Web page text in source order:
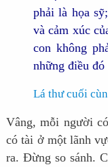
phải là họa
và cảm xúc
con không
những điều
Lá thư cuối
Vâng, mỗi người
có tài ở một lãnh
ra. Đừng so sánh.